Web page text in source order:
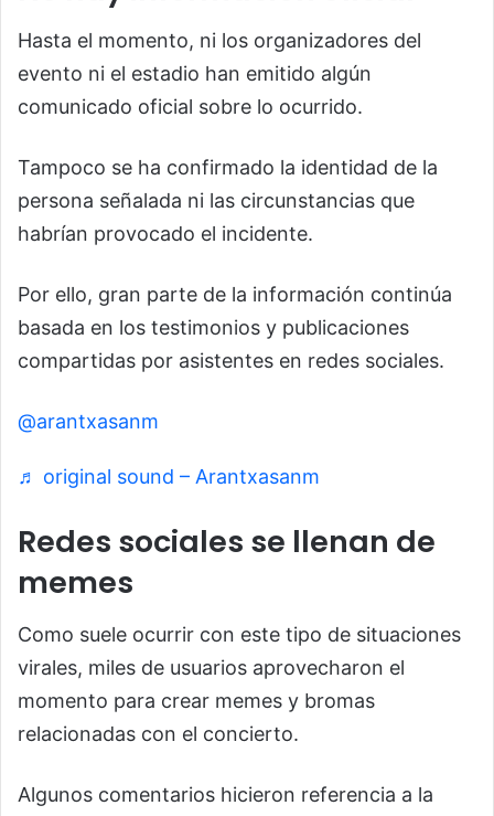
Hasta el momento, ni los organizadores del
evento ni el estadio han emitido algún
comunicado oficial sobre lo ocurrido.
Tampoco se ha confirmado la identidad de la
persona señalada ni las circunstancias que
habrían provocado el incidente.
Por ello, gran parte de la información continúa
basada en los testimonios y publicaciones
compartidas por asistentes en redes sociales.
@arantxasanm
♬ original sound – Arantxasanm
Redes sociales se llenan de
memes
Como suele ocurrir con este tipo de situaciones
virales, miles de usuarios aprovecharon el
momento para crear memes y bromas
relacionadas con el concierto.
Algunos comentarios hicieron referencia a la